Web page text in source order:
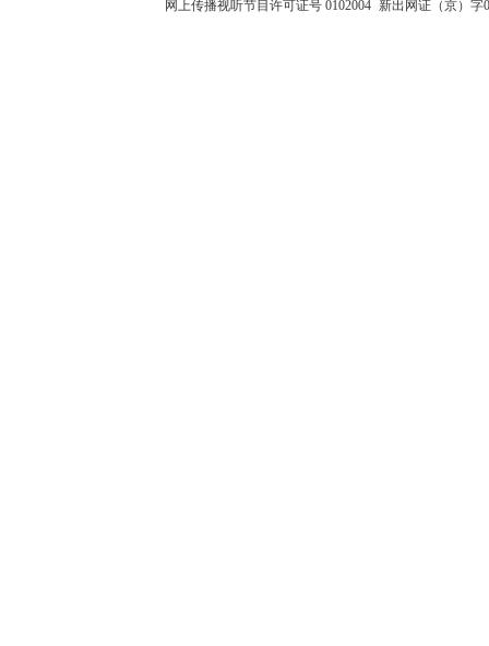
网上传播视听节目许可证号 0102004 新出网证（京）